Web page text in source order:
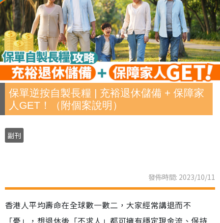
保單逆按自製長糧 | 充裕退休儲備 + 保障家
人GET！（附個案說明）
副刊
發佈時間: 2023/10/11
香港人平均壽命在全球數一數二，大家經常講退而不